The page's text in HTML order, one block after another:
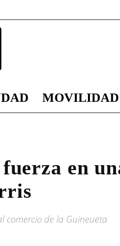
MOVILIDAD
en
comercio de la Guineueta